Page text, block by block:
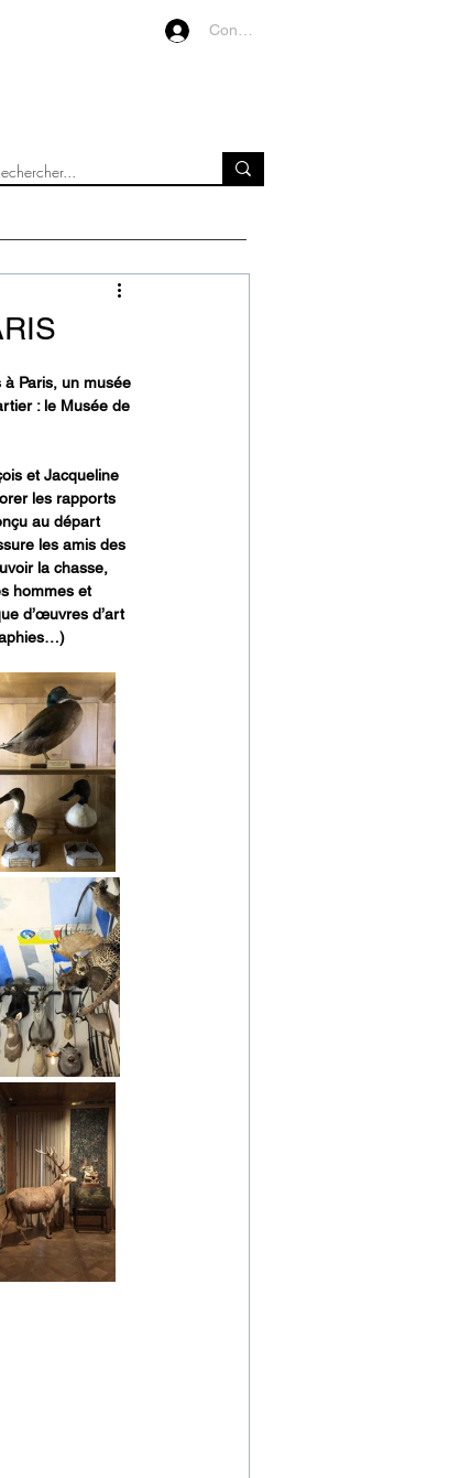
Connexion
à Paris, un musée
: le Musée de
et Jacqueline
les rapports
au départ
les amis des
la chasse,
hommes et
d’œuvres d’art